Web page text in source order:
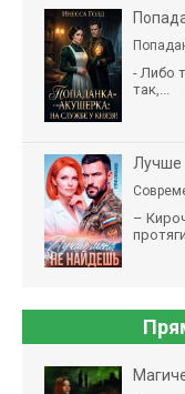
- Либо
так,...
Лучше
–